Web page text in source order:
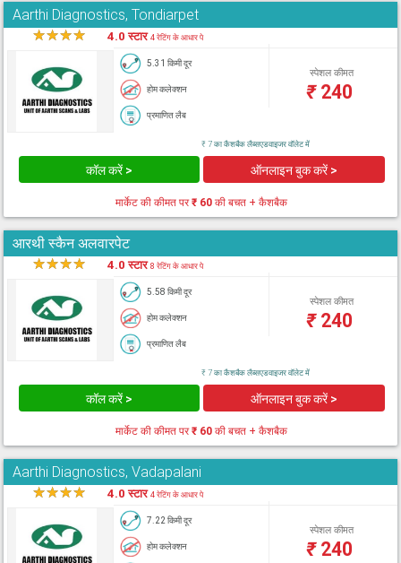
Aarthi Diagnostics, Tondiarpet
★★★★ 4.0 स्टार4 रेटिंग के आधार पे
5.31 किमी दूर
होम कलेक्शन
प्रमाणित लैब
स्पेशल कीमत
₹240
₹ 7 का कैशबैक लैब्सएडवाइजर वॉलेट में
कॉल करें > ऑनलाइन बुक करें >
मार्केट की कीमत पर₹ 60 की बचत + कैशबैक
आरथी स्कैन अलवारपेट
★★★★ 4.0 स्टार8 रेटिंग के आधार पे
5.58 किमी दूर
होम कलेक्शन
प्रमाणित लैब
स्पेशल कीमत
₹240
₹ 7 का कैशबैक लैब्सएडवाइजर वॉलेट में
कॉल करें > ऑनलाइन बुक करें >
मार्केट की कीमत पर₹ 60 की बचत + कैशबैक
Aarthi Diagnostics, Vadapalani
★★★★ 4.0 स्टार4 रेटिंग के आधार पे
7.22 किमी दूर
होम कलेक्शन
स्पेशल कीमत
₹240